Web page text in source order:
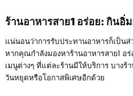
ร้านอาหารสาย1 อร่อย: กินอิ่
แน่นอนว่าการรับประทานอาหารก็เป็น
หากคุณกำลังมองหาร้านอาหารสาย1 อ
เมนูต่างๆ ที่แต่ละร้านมีให้บริการ บางร้
วันหยุดหรือโอกาสพิเศษอีกด้วย